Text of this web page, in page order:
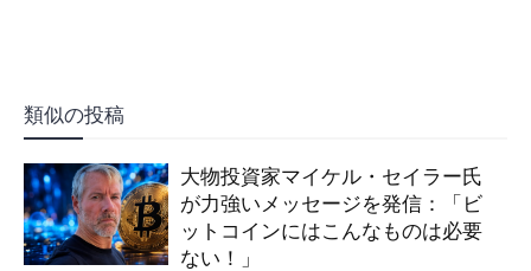
類似の投稿
大物投資家マイケル・セイラー氏
が力強いメッセージを発信：「ビ
ットコインにはこんなものは必要
ない！」